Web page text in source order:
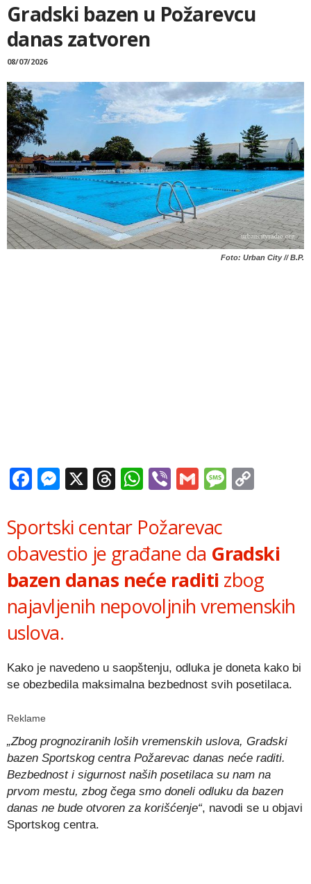
Gradski bazen u Požarevcu
danas zatvoren
08/07/2026
Foto: Urban City // B.P.
Facebook
Messenger
X Threads
WhatsApp
ViberGmail
Sportski centar Požarevac
obavestio je građane da Gradski
bazen danas neće raditi zbog
najavljenih nepovoljnih vremenskih
uslova.
Kako je navedeno u saopštenju, odluka je doneta kako bi
se obezbedila maksimalna bezbednost svih posetilaca.
Reklame
„Zbog prognoziranih loših vremenskih uslova, Gradski
bazen Sportskog centra Požarevac danas neće raditi.
Bezbednost i sigurnost naših posetilaca su nam na
prvom mestu, zbog čega smo doneli odluku da bazen
danas ne bude otvoren za korišćenje“, navodi se u objavi
Sportskog centra.